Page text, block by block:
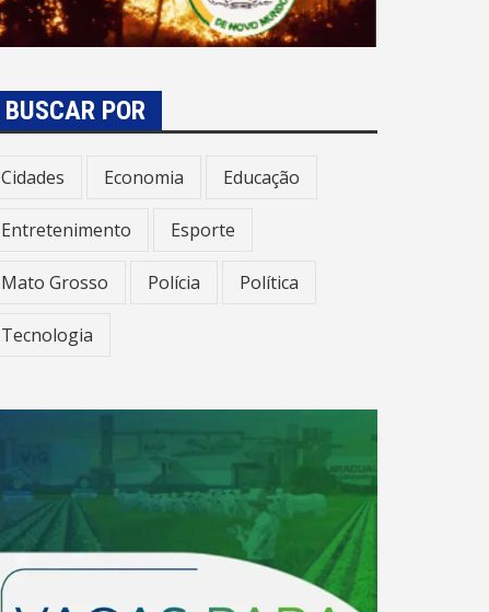
BUSCAR POR
Cidades Economia Educação
Entretenimento Esporte
Mato Grosso Polícia Política
Tecnologia